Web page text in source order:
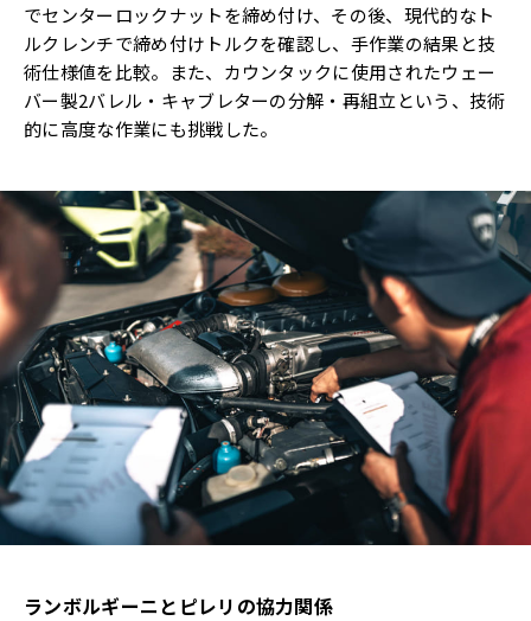
でセンターロックナットを締め付け、その後、現代的なト
ルクレンチで締め付けトルクを確認し、手作業の結果と技
術仕様値を比較。また、カウンタックに使用されたウェー
バー製2バレル・キャブレターの分解・再組立という、技術
的に高度な作業にも挑戦した。
ランボルギーニとピレリの協力関係